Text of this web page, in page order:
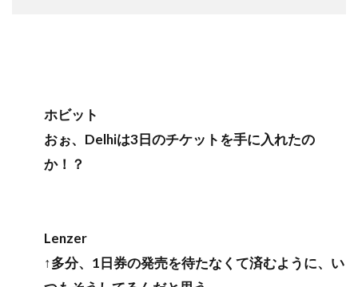
ホビット
おぉ、Delhiは3日のチケットを手に入れたの
か！？
Lenzer
↑多分、1日券の発売を待たなくて済むように、い